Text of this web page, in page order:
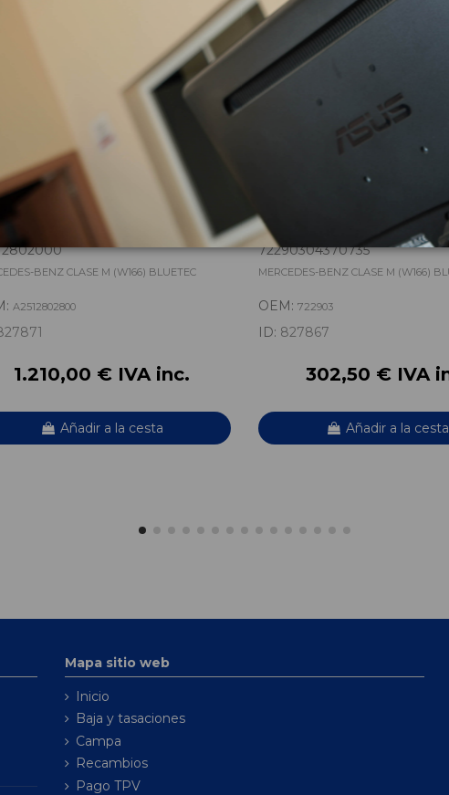
TRANSFER A2512802800
BENZ CLASE M (W166) BLUETEC
A2512802800
1.210,00 € IVA inc.
Añadir a la cesta
CAJA CAMBIOS 722903
72290304370735
MERCEDES-BENZ CLASE M (W166)
OEM: 722903
ID: 827867
302,50 € IVA
Añadir a la cesta
Mapa sitio web
Inicio
Baja y tasaciones
Campa
Recambios
Pago TPV